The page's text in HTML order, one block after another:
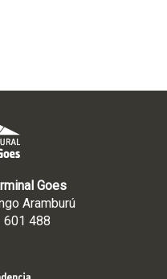
Goes
Aramburú
601 488